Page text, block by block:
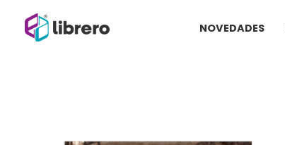
NOVEDADES